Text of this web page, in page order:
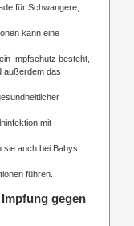
für Schwangere,
kann eine
Impfschutz besteht,
außerdem das
mit
sie auch bei Babys
führen.
gegen